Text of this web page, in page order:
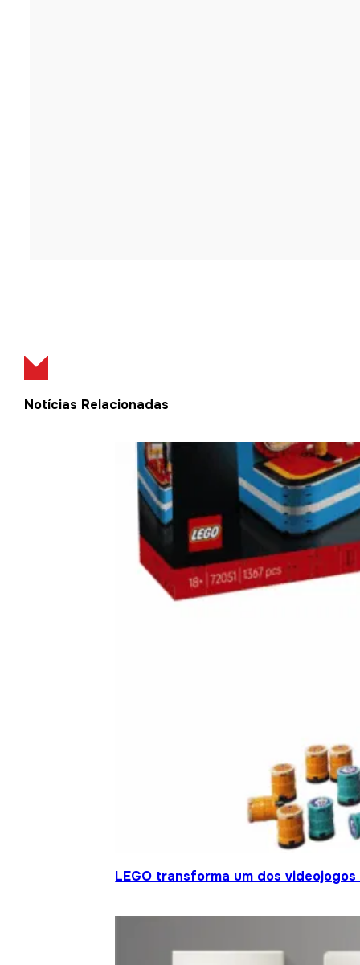
Notícias Relacionadas
LEGO transforma um dos